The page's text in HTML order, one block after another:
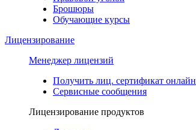
Брошюры
Обучающие курсы
Лицензирование
Менеджер лицензий
Получить лиц. сертификат онлайн
Сервисные сообщения
Лицензирование продуктов